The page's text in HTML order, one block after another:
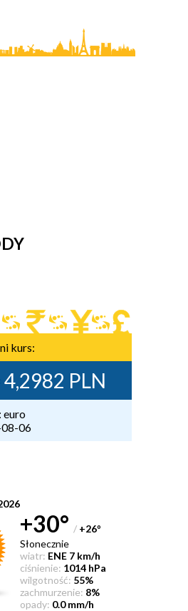
kurs:
4,2982 PLN
euro
08-06
+30° / +26°
Słonecznie
wiatr: ENE 7 km/h
ciśnienie: 1014 hPa
wilgotność: 55%
zachmurzenie: 8%
opady: 0.0 mm/h